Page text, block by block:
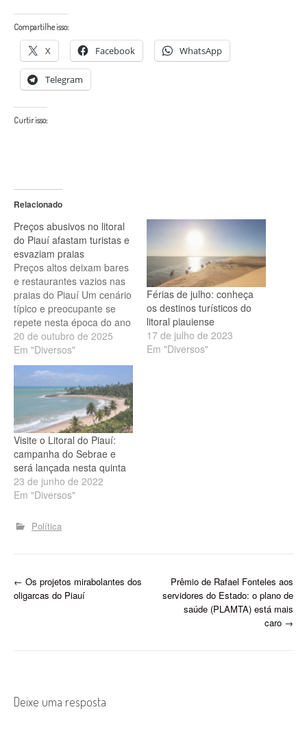
Compartilhe isso:
X Facebook WhatsApp
Telegram
Curtir isso:
Relacionado
Preços abusivos no litoral
do Piauí afastam turistas e
esvaziam praias
Preços altos deixam bares
e restaurantes vazios nas
praias do Piauí Um cenário
típico e preocupante se
repete nesta época do ano
nas praias mais famosas
do litoral piauiense:
o vazio. O que deveria ser
um movimento intenso de
turistas dá lugar a areias
vazias e estabelecimentos
fechados na beira das
praias.…
20 de outubro de 2025
Em "Diversos"
Férias de julho: conheça
os destinos turísticos do
litoral piauiense
17 de julho de 2023
Em "Diversos"
Visite o Litoral do Piauí:
campanha do Sebrae e
será lançada nesta quinta
23 de junho de 2022
Em "Diversos"
Política
P
a
← Os projetos mirabolantes dos
oligarcas do Piauí
Prêmio de Rafael Fonteles aos
servidores do Estado: o plano de
saúde (PLAMTA) está mais
caro →
Deixe uma resposta